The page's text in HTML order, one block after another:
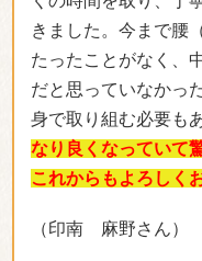
身で取り組む必要も
なり良くなっていて
これからもよろしく
（印南 麻野さん）
※効果には個人差があります。